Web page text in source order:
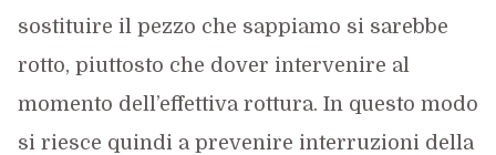
sostituire il pezzo che sappiamo si sarebbe
rotto, piuttosto che dover intervenire al
momento dell’effettiva rottura. In questo modo
si riesce quindi a prevenire interruzioni della